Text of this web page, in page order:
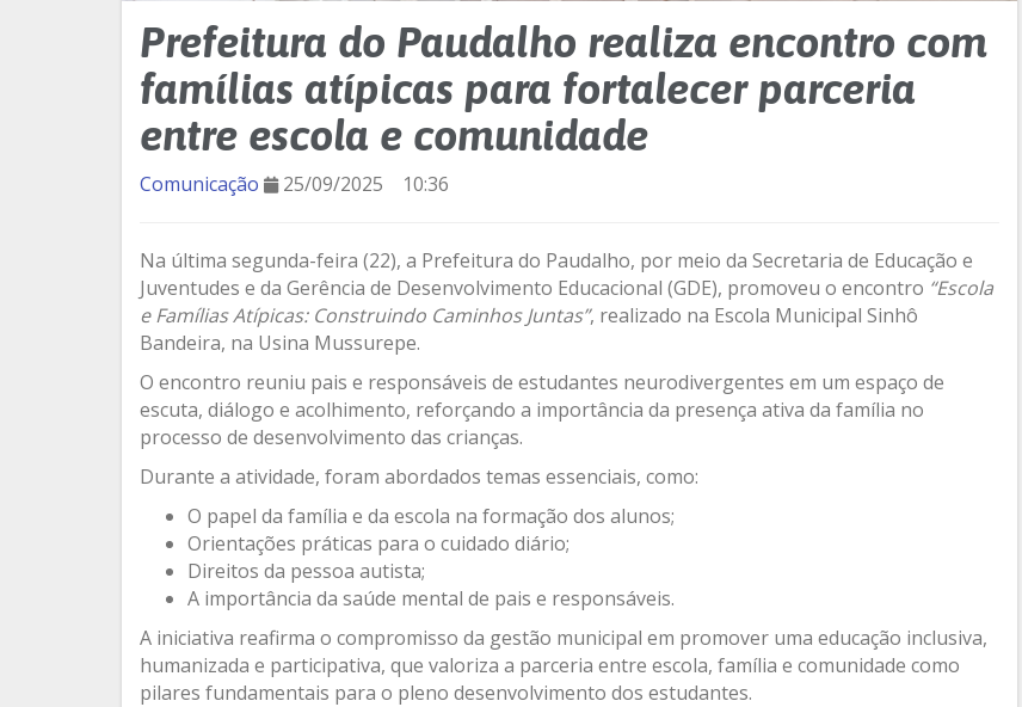
Prefeitura do Paudalho realiza encontro com
famílias atípicas para fortalecer parceria
entre escola e comunidade
Comunicação 25/09/2025 10:36
Na última segunda-feira (22), a Prefeitura do Paudalho, por meio da Secretaria de Educação e
Juventudes e da Gerência de Desenvolvimento Educacional (GDE), promoveu o encontro “Escola
e Famílias Atípicas: Construindo Caminhos Juntas”, realizado na Escola Municipal Sinhô
Bandeira, na Usina Mussurepe.
O encontro reuniu pais e responsáveis de estudantes neurodivergentes em um espaço de
escuta, diálogo e acolhimento, reforçando a importância da presença ativa da família no
processo de desenvolvimento das crianças.
Durante a atividade, foram abordados temas essenciais, como:
O papel da família e da escola na formação dos alunos;
Orientações práticas para o cuidado diário;
Direitos da pessoa autista;
A importância da saúde mental de pais e responsáveis.
A iniciativa reafirma o compromisso da gestão municipal em promover uma educação inclusiva,
humanizada e participativa, que valoriza a parceria entre escola, família e comunidade como
pilares fundamentais para o pleno desenvolvimento dos estudantes.